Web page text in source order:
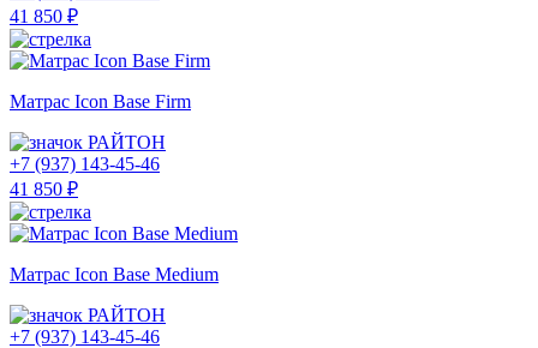
41 850 ₽
Матрас Icon Base Firm
РАЙТОН
+7 (937) 143-45-46
41 850 ₽
Матрас Icon Base Medium
РАЙТОН
+7 (937) 143-45-46